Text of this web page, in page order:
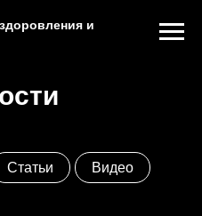
и
Статьи Видео